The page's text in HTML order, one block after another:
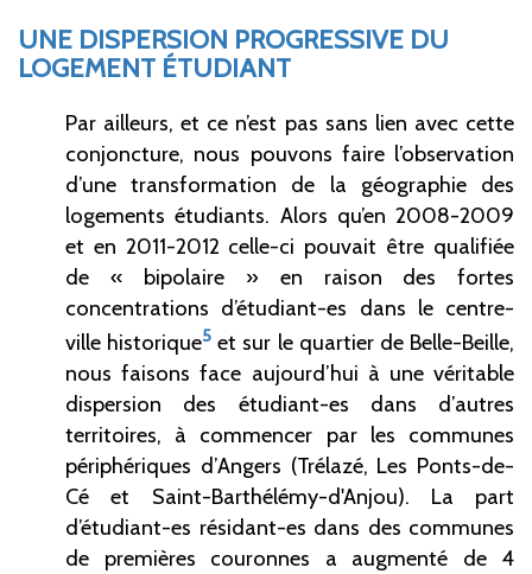
UNE DISPERSION PROGRESSIVE DU
LOGEMENT ÉTUDIANT
Par ailleurs, et ce n’est pas sans lien avec cette
conjoncture, nous pouvons faire l’observation
d’une transformation de la géographie des
logements étudiants. Alors qu’en 2008-2009
et en 2011-2012 celle-ci pouvait être qualifiée
de « bipolaire » en raison des fortes
concentrations d’étudiant-es dans le centre-
ville historique5 et sur le quartier de Belle-Beille,
nous faisons face aujourd’hui à une véritable
dispersion des étudiant-es dans d’autres
territoires, à commencer par les communes
périphériques d’Angers (Trélazé, Les Ponts-de-
Cé et Saint-Barthélémy-d'Anjou). La part
d’étudiant-es résidant-es dans des communes
de premières couronnes a augmenté de 4